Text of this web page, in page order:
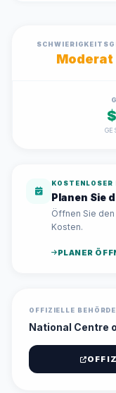
Moderat
KOSTENLOSER
Planen Sie
Öffnen Sie
Kosten.
PLANER
OFFIZIELLE BEHÖRDE
National Centre